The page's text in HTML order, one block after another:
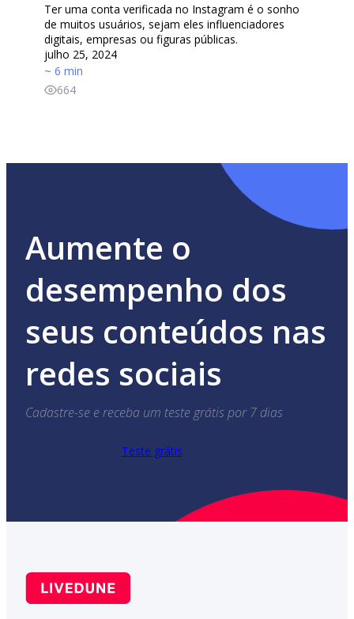
Ter uma conta verificada no Instagram é o sonho
de muitos usuários, sejam eles influenciadores
digitais, empresas ou figuras públicas.
julho 25, 2024
~ 6 min
664
Aumente o
desempenho dos
seus conteúdos nas
redes sociais
Cadastre-se e receba um teste grátis por 7 dias
Teste grátis